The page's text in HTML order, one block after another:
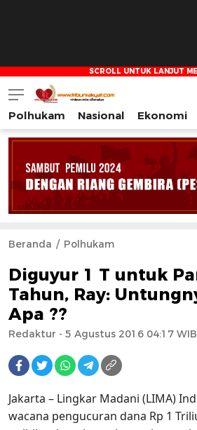
Tribun Rakyat
Tulus – Terdepan – Diharapkan
Polhukam Nasional Ekonomi
Beranda Polhukam
Diguyur 1 T untuk
Tahun, Ray:
Apa ??
Redaktur - 5 Agustus 2016 04:17 WIB
Jakarta – Lingkar Madani (LIMA)
wacana pengucuran dana Rp 1